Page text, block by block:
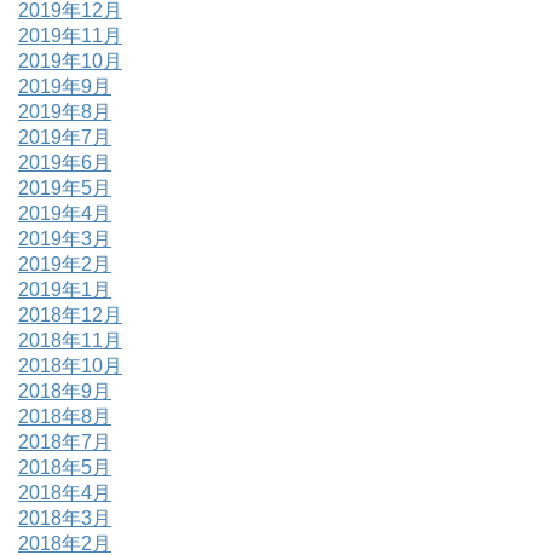
2019年12月
2019年11月
2019年10月
2019年9月
2019年8月
2019年7月
2019年6月
2019年5月
2019年4月
2019年3月
2019年2月
2019年1月
2018年12月
2018年11月
2018年10月
2018年9月
2018年8月
2018年7月
2018年5月
2018年4月
2018年3月
2018年2月